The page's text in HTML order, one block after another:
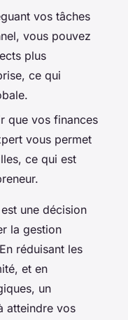
vos tâches
vous pouvez
plus
ce qui
que vos finances
vous permet
ce qui est
est une décision
la gestion
réduisant les
et en
un
atteindre vos